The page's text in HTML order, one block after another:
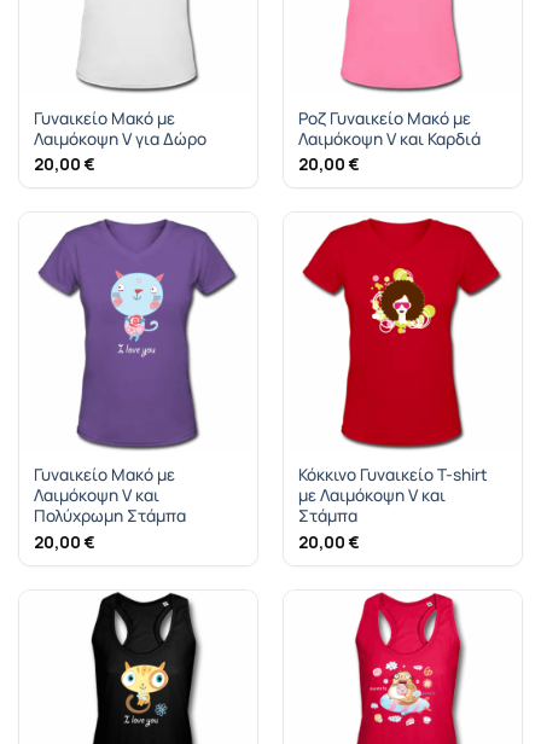
Γυναικείο Μακό με
Λαιμόκοψη V για Δώρο
20,00 €
Ροζ Γυναικείο Μακό με
Λαιμόκοψη V και Καρδιά
20,00 €
Γυναικείο Μακό με
Λαιμόκοψη V και
Πολύχρωμη Στάμπα
20,00 €
Κόκκινο Γυναικείο T-shirt
με Λαιμόκοψη V και
Στάμπα
20,00 €